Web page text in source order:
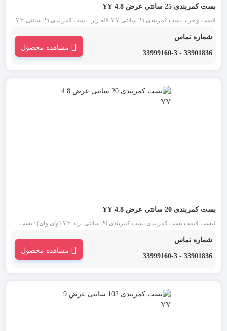
بست کمربندی 25 سانتی عرض 4.8 YY
قیمت و خرید بست کمربندی 25 سانتی YY لاله زار : بست کمربندی 25 سانتی YY
دسته از بست کمربندی در دو رنگ بست کمربندی سفید یا بی رنگ و بست کمربندی
شماره تماس
33901836 - 33999160-3
مشاهده محصول
بست کمربندی 20 سانتی عرض 4.8 YY
لیست قیمت بست کمربندی بست کمربندی 20 سانتی برند YY (وای وای) : بست
بازار است. این دسته از بست کمربندی در دو رنگ بست کمربندی سفید یا بی رنگ و
شماره تماس
33901836 - 33999160-3
مشاهده محصول